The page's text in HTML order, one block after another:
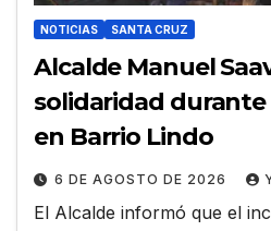
NOTICIAS SANTA CRUZ
Alcalde Manuel
solidaridad durante
en Barrio Lindo
6 DE AGOSTO DE 2026
El Alcalde informó que el